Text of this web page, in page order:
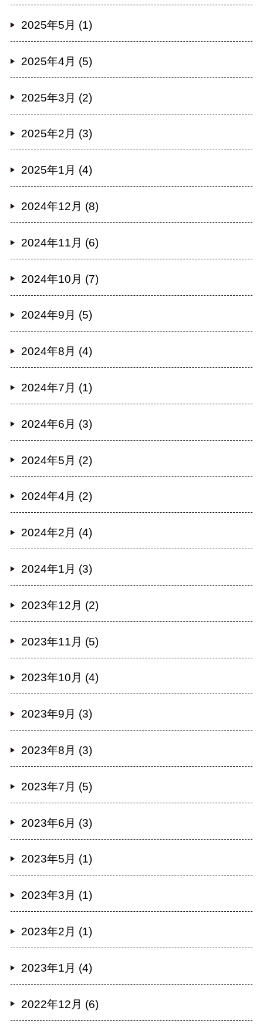
2025年5月 (1)
2025年4月 (5)
2025年3月 (2)
2025年2月 (3)
2025年1月 (4)
2024年12月 (8)
2024年11月 (6)
2024年10月 (7)
2024年9月 (5)
2024年8月 (4)
2024年7月 (1)
2024年6月 (3)
2024年5月 (2)
2024年4月 (2)
2024年2月 (4)
2024年1月 (3)
2023年12月 (2)
2023年11月 (5)
2023年10月 (4)
2023年9月 (3)
2023年8月 (3)
2023年7月 (5)
2023年6月 (3)
2023年5月 (1)
2023年3月 (1)
2023年2月 (1)
2023年1月 (4)
2022年12月 (6)